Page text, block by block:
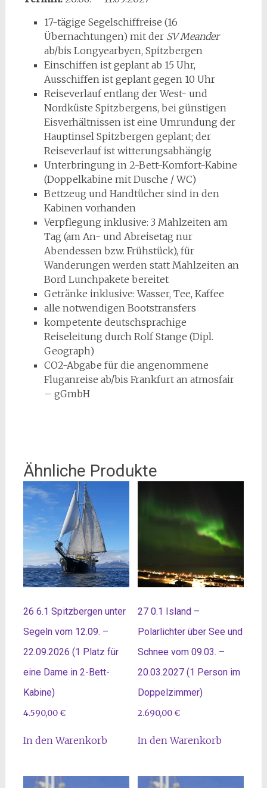
17-tägige Segelschiffreise (16
Übernachtungen) mit der SV Meander
ab/bis Longyearbyen, Spitzbergen
Einschiffen ist geplant ab 15 Uhr,
Ausschiffen ist geplant gegen 10 Uhr
Reiseverlauf entlang der West- und
Nordküste Spitzbergens, bei günstigen
Eisverhältnissen ist eine Umrundung der
Hauptinsel Spitzbergen geplant; der
Reiseverlauf ist witterungsabhängig
Unterbringung in 2-Bett-Komfort-Kabine
(Doppelkabine mit Dusche / WC)
Bettzeug und Handtücher sind in den
Kabinen vorhanden
Verpflegung inklusive: 3 Mahlzeiten am
Tag (am An- und Abreisetag nur
Abendessen bzw. Frühstück), für
Wanderungen werden statt Mahlzeiten an
Bord Lunchpakete bereitet
Getränke inklusive: Wasser, Tee, Kaffee
alle notwendigen Bootstransfers
kompetente deutschsprachige
Reiseleitung durch Rolf Stange (Dipl.
Geograph)
CO2-Abgabe für die angenommene
Fluganreise ab/bis Frankfurt an atmosfair
– gGmbH
Ähnliche Produkte
26 6.1 Spitzbergen unter
Segeln vom 12.09. –
22.09.2026 (1 Platz für
eine Dame in 2-Bett-
Kabine)
4.590,00€
In den Warenkorb
27 0.1 Island –
Polarlichter über See und
Schnee vom 09.03. –
20.03.2027 (1 Person im
Doppelzimmer)
2.690,00€
In den Warenkorb